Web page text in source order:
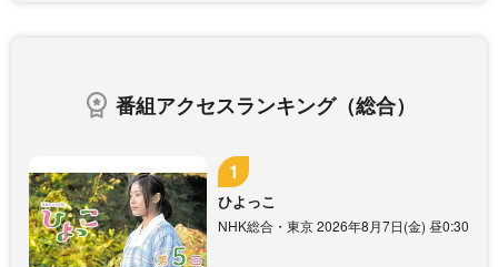
番組アクセスランキング（総合）
ひよっこ
NHK総合・東京 2026年8月7日(金) 昼0:30